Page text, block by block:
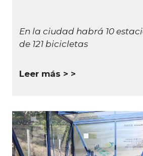
En la ciudad habrá 10
de 121 bicicletas
Leer más >